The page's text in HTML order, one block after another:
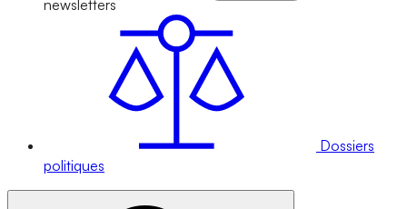
newsletters
Dossiers
politiques